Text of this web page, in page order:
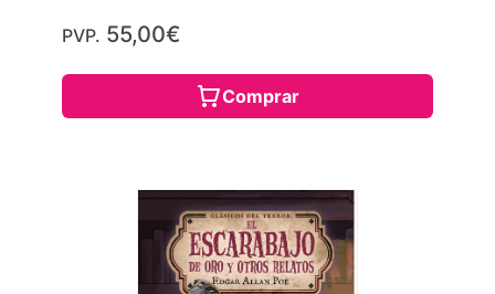
PVP. 55,00€
Comprar